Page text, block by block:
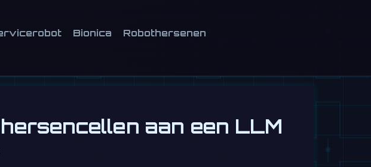
Bionica Robothersenen
aan een LLM